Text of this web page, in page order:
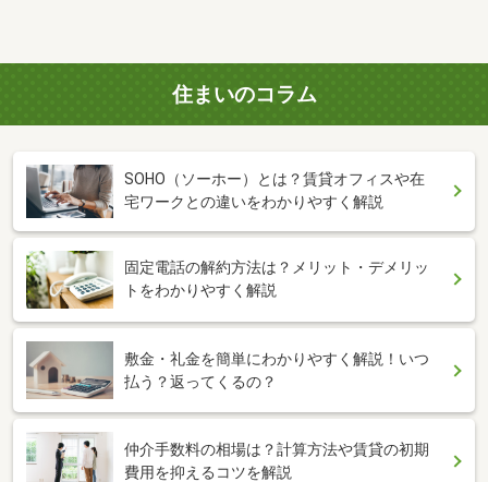
住まいのコラム
SOHO（ソーホー）とは？賃貸オフィスや在
宅ワークとの違いをわかりやすく解説
固定電話の解約方法は？メリット・デメリッ
トをわかりやすく解説
敷金・礼金を簡単にわかりやすく解説！いつ
払う？返ってくるの？
仲介手数料の相場は？計算方法や賃貸の初期
費用を抑えるコツを解説